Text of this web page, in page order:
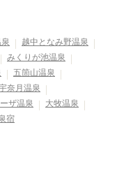
越中となみ野温泉
みくりが池温泉
五箇山温泉
奈月温泉
ザ温泉
大牧温泉
宿